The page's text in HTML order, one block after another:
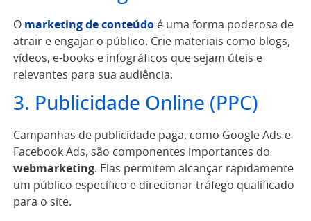
O marketing de conteúdo é uma forma poderosa de
atrair e engajar o público. Crie materiais como blogs,
vídeos, e-books e infográficos que sejam úteis e
relevantes para sua audiência.
3. Publicidade Online (PPC)
Campanhas de publicidade paga, como Google Ads e
Facebook Ads, são componentes importantes do
webmarketing. Elas permitem alcançar rapidamente
um público específico e direcionar tráfego qualificado
para o site.